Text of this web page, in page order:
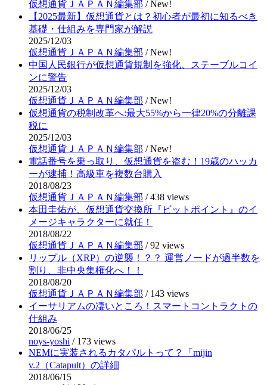
仮想通貨ＪＡＰＡＮ編集部 /New!
【2025最新】仮想通貨とは？初心者が最初に知るべき
基礎・仕組みを専門家が解説
2025/12/03
仮想通貨ＪＡＰＡＮ編集部 /New!
中国人民銀行が仮想通貨規制を強化、ステーブルコイ
ンに警告
2025/12/03
仮想通貨ＪＡＰＡＮ編集部 /New!
仮想通貨の税制改革へ:最大55%から一律20%の分離課
税に
2025/12/03
仮想通貨ＪＡＰＡＮ編集部 /New!
電話番号を乗っ取り、仮想通貨を盗む！19歳のハッカ
ーが逮捕！高級車を複数台購入
2018/08/23
仮想通貨ＪＡＰＡＮ編集部 /438 views
本田圭佑が、仮想通貨交換所『ビットポイント』のイ
メージキャラクターに就任！
2018/08/22
仮想通貨ＪＡＰＡＮ編集部 /92 views
リップル（XRP）の逆襲！？？ 運営ノードが過半数を
割り、非中央集権化へ！！
2018/08/20
仮想通貨ＪＡＰＡＮ編集部 / 143 views
イーサリアムの凄いところ！スマートコントラクトの
仕組み
2018/06/25
noys-yoshi / 173 views
NEMに実装されるカタパルトって？「mijin
v.2（Catapult）の詳細
2018/06/15